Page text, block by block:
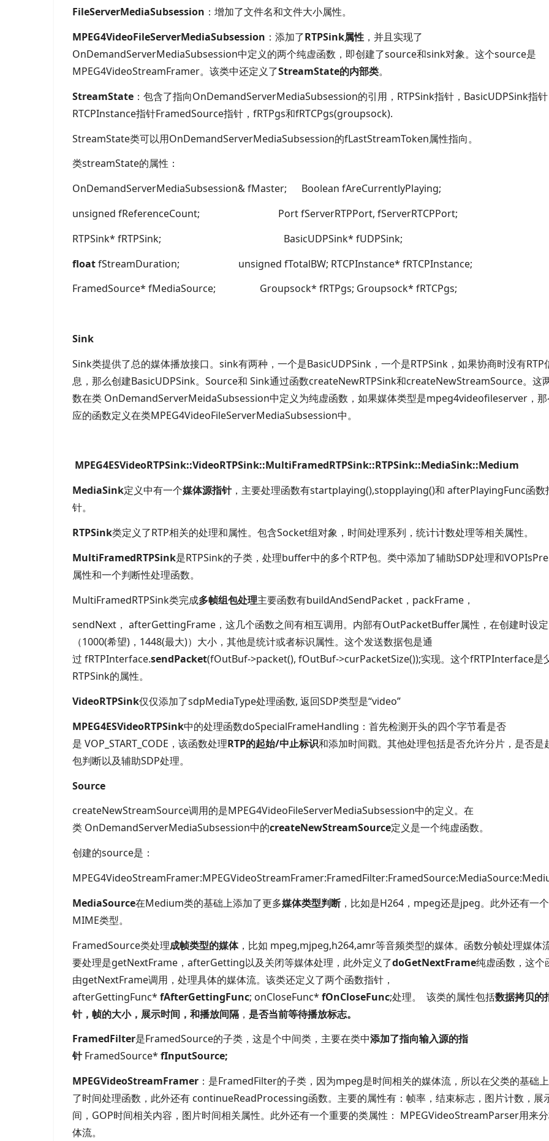
FileServerMediaSubsession ：增加了文件名和文件大小属性。
MPEG4VideoFileServerMediaSubsession ：添加了RTPSink属性 ，并且实现了
OnDemandServerMediaSubsession中定义的两个纯虚函数，即创建了source和sink对象。这个source是
MPEG4VideoStreamFramer。该类中还定义了StreamState的内部类。
StreamState ：包含了指向OnDemandServerMediaSubsession的引用， RTPSink指针， BasicUDPSink指
RTCPInstance指针FramedSource指针， fRTPgs和fRTCPgs(groupsock).
StreamState类可以用OnDemandServerMediaSubsession的fLastStreamToken属性指向。
类streamState的属性：
OnDemandServerMediaSubsession&fMaster; Boolean fAreCurrentlyPlaying;
unsigned fReferenceCount; Port fServerRTPPort, fServerRTCPPort;
RTPSink* fRTPSink; BasicUDPSink* fUDPSink;
floatfStreamDuration; unsigned fTotalBW; RTCPInstance* fRTCPInstance;
FramedSource* fMediaSource; Groupsock* fRTPgs; Groupsock* fRTCPgs;
Sink
Sink类提供了总的媒体播放接口。 sink有两种，一个是BasicUDPSink，一个是RTPSink，如果协商时没有RTP
息，那么创建BasicUDPSink。 Source和 Sink通过函数createNewRTPSink和createNewStreamSource。这
数在类 OnDemandServerMeidaSubsession中定义为纯虚函数，如果媒体类型是mpeg4videofileserver，那
应的函数定义在类MPEG4VideoFileServerMediaSubsession中。
MPEG4ESVideoRTPSink::VideoRTPSink::MultiFramedRTPSink::RTPSink::MediaSink::Medium
MediaSink定义中有一个媒体源指针，主要处理函数有startplaying(),stopplaying()和 afterPlayingFunc函数
针。
RTPSink类定义了RTP相关的处理和属性。包含Socket组对象，时间处理系列，统计计数处理等相关属性。
MultiFramedRTPSink是RTPSink的子类，处理buffer中的多个RTP包。类中添加了辅助SDP处理和
属性和一个判断性处理函数。
MultiFramedRTPSink类完成多帧组包处理主要函数有buildAndSendPacket， packFrame，
sendNext， afterGettingFrame，这几个函数之间有相互调用。内部有OutPacketBuffer属性，在创建时设
（1000(希望)， 1448(最大)）大小，其他是统计或者标识属性。这个发送数据包是通
过 fRTPInterface.sendPacket(fOutBuf->packet(), fOutBuf->curPacketSize());实现。这个fRTPInterface是
RTPSink的属性。
VideoRTPSink仅仅添加了sdpMediaType处理函数, 返回SDP类型是“video”
MPEG4ESVideoRTPSink中的处理函数doSpecialFrameHandling：首先检测开头的四个字节看是否
是 VOP_START_CODE，该函数处理RTP的起始/中止标识和添加时间戳。其他处理包括是否允许分片，是否是
包判断以及辅助SDP处理。
Source
createNewStreamSource调用的是MPEG4VideoFileServerMediaSubsession中的定义。在
类 OnDemandServerMediaSubsession中的createNewStreamSource定义是一个纯虚函数。
创建的source是：
MediaSource在Medium类的基础上添加了更多媒体类型判断，比如是H264， mpeg还是jpeg。此外还有一个
MIME类型。
FramedSource类处理成帧类型的媒体，比如 mpeg,mjpeg,h264,amr等音频类型的媒体。函数分帧处理媒体
要处理是getNextFrame， afterGetting以及关闭等媒体处理，此外定义了doGetNextFrame纯虚函数，这个
由getNextFrame调用，处理具体的媒体流。该类还定义了两个函数指针，
afterGettingFunc* fAfterGettingFunc; onCloseFunc* fOnCloseFunc;处理。 该类的属性包括数据拷贝的
针，帧的大小，展示时间，和播放间隔 ， 是否当前等待播放标志。
FramedFilter是FramedSource的子类，这是个中间类，主要在类中添加了指向输入源的指
针 FramedSource* fInputSource;
MPEGVideoStreamFramer ：是FramedFilter的子类，因为mpeg是时间相关的媒体流，所以在父类的基础
了时间处理函数，此外还有 continueReadProcessing函数。主要的属性有：帧率，结束标志，图片计数，展
间， GOP时间相关内容，图片时间相关属性。此外还有一个重要的类属性： MPEGVideoStreamParser用来
体流。